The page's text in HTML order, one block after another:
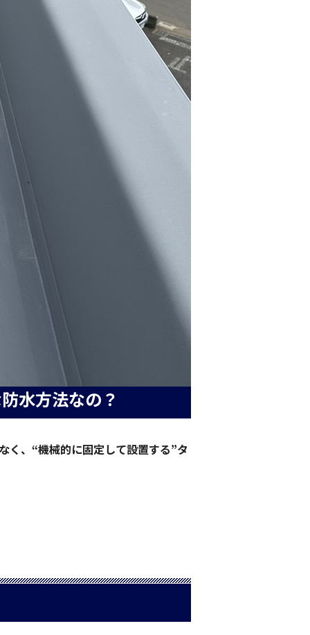
水方法なの？
く、“機械的に固定して設置する”タ